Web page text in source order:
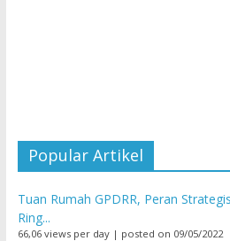
Popular Artikel
Tuan Rumah GPDRR, Peran
Ring...
66,06 views per day| posted on 09/05/2022